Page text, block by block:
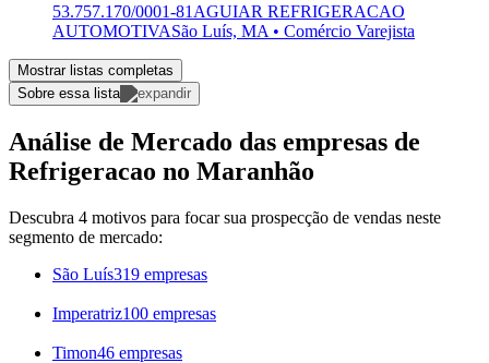
53.757.170/0001-81 AGUIAR REFRIGERACAO
AUTOMOTIVASão Luís, MA • Comércio Varejista
Mostrar listas completas
Sobre essa lista
Análise de Mercado das empresas de
Refrigeracao no Maranhão
Descubra 4 motivos para focar sua prospecção de vendas neste
segmento de mercado:
São Luís319 empresas
Imperatriz100 empresas
Timon46 empresas